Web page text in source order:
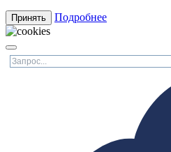
Принять Подробнее